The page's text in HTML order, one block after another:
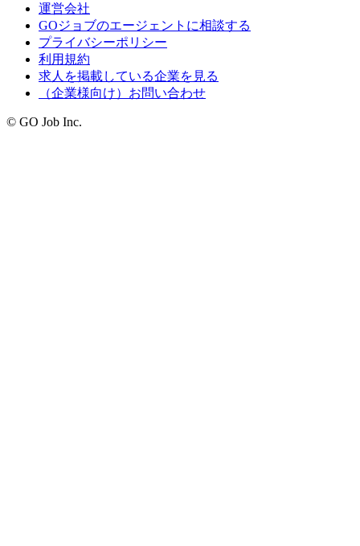
運営会社
GOジョブのエージェントに相談する
プライバシーポリシー
利用規約
求人を掲載している企業を見る
（企業様向け）お問い合わせ
© GO Job Inc.